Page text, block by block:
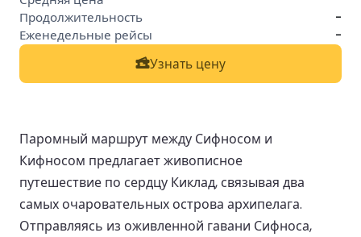
-
-
Узнать цену
Паромный маршрут между Сифносом и
Кифносом предлагает живописное
путешествие по сердцу Киклад, связывая два
самых очаровательных острова архипелага.
Отправляясь из оживленной гавани Сифноса,